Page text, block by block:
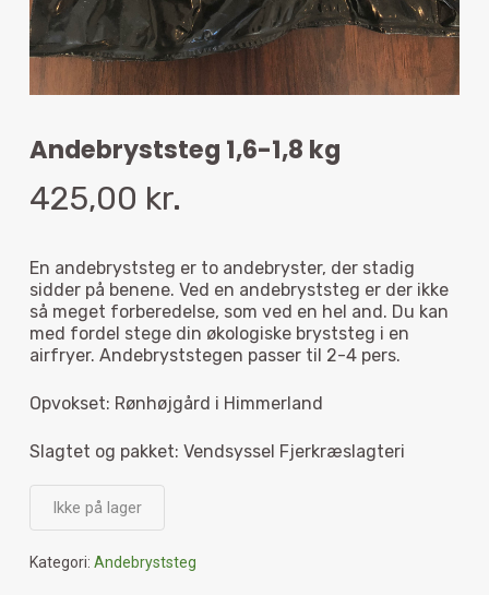
Andebryststeg 1,6-1,8 kg
425,00 kr.
En andebryststeg er to andebryster, der stadig
sidder på benene. Ved en andebryststeg er der ikke
så meget forberedelse, som ved en hel and. Du kan
med fordel stege din økologiske bryststeg i en
airfryer. Andebryststegen passer til 2-4 pers.
Opvokset: Rønhøjgård i Himmerland
Slagtet og pakket: Vendsyssel Fjerkræslagteri
Ikke på lager
Kategori: Andebryststeg